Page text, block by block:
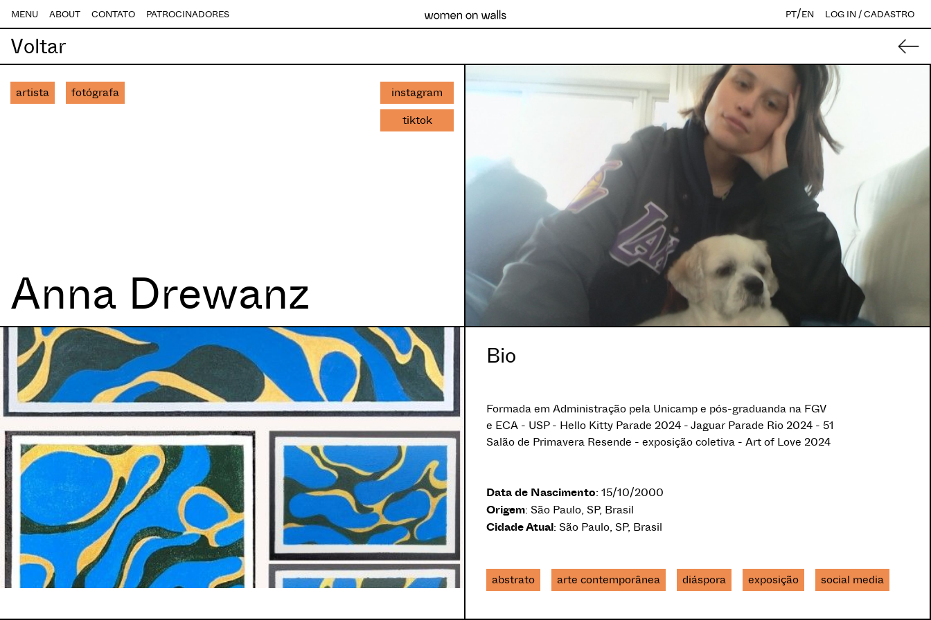
MENU ABOUT CONTATO PATROCINADORES PT/EN LOG IN / CADASTRO
Voltar
artista fotógrafa
instagram
tiktok
Anna Drewanz
Bio
Formada em Administração pela Unicamp e pós-graduanda na FGV
e ECA - USP - Hello Kitty Parade 2024 - Jaguar Parade Rio 2024 - 51
Salão de Primavera Resende - exposição coletiva - Art of Love 2024
Data de Nascimento: 15/10/2000
Origem: São Paulo, SP, Brasil
Cidade Atual: São Paulo, SP, Brasil
abstrato arte contemporânea diáspora exposição social media